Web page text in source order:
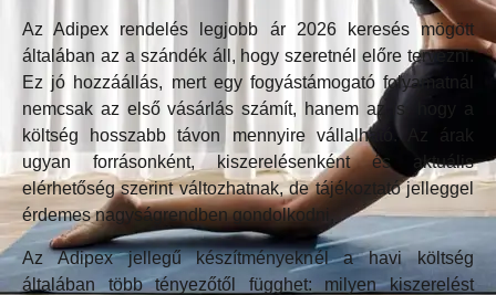
Az Adipex rendelés legjobb ár 2026 keresés mögött
általában az a szándék áll, hogy szeretnél előre tervezni.
Ez jó hozzáállás, mert egy fogyástámogató folyamatnál
nemcsak az első vásárlás számít, hanem az is, hogy a
költség hosszabb távon mennyire vállalható. Az árak
ugyan forrásonként, kiszerelésenként és aktuális
elérhetőség szerint változhatnak, de tájékoztató jelleggel
érdemes nagyságrendben gondolkodni.
Az Adipex jellegű készítményeknél a havi költség
általában több tényezőtől függhet: milyen kiszerelést